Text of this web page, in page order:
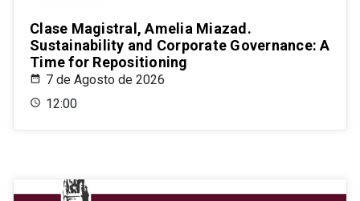
Clase Magistral, Amelia Miazad.
Sustainability and Corporate Governance: A
Time for Repositioning
7 de Agosto de 2026
12:00